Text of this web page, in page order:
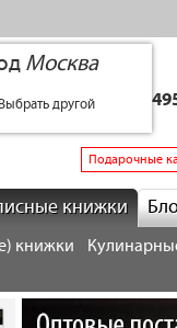
Москва
Выбрать другой +7
Подарочные
книжки
книжки